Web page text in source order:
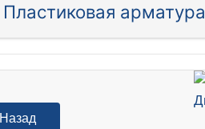
Пластиковая арматура
Назад